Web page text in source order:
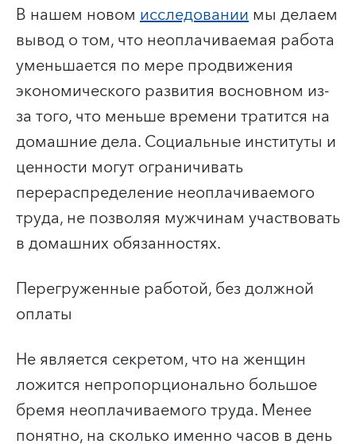
В нашем новом исследованиимы делаем
вывод о том, что неоплачиваемая работа
уменьшается по мере продвижения
экономического развития восновном из-
за того, что меньше времени тратится на
домашние дела. Социальные институты и
ценности могут ограничивать
перераспределение неоплачиваемого
труда, не позволяя мужчинам участвовать
в домашних обязанностях.
Перегруженные работой, без должной
оплаты
Не является секретом, что на женщин
ложится непропорционально большое
бремя неоплачиваемого труда. Менее
понятно, на сколько именно часов в день